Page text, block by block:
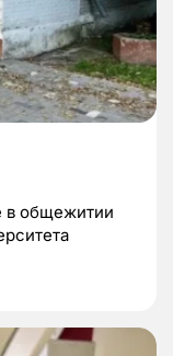
в общежитии